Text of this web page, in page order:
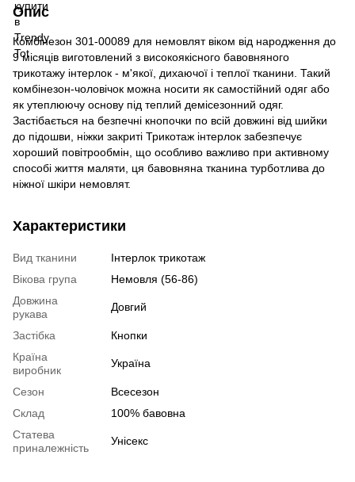
Опис
Комбінезон 301-00089 для немовлят віком від народження до
9 місяців виготовлений з високоякісного бавовняного
трикотажу інтерлок - м'якої, дихаючої і теплої тканини. Такий
комбінезон-чоловічок можна носити як самостійний одяг або
як утеплюючу основу під теплий демісезонний одяг.
Застібається на безпечні кнопочки по всій довжині від шийки
до підошви, ніжки закриті Трикотаж інтерлок забезпечує
хороший повітрообмін, що особливо важливо при активному
способі життя маляти, ця бавовняна тканина турботлива до
ніжної шкіри немовлят.
Характеристики
Вид тканини
Інтерлок трикотаж
Вікова група
Немовля (56-86)
Довжина
рукава
Довгий
Застібка
Кнопки
Країна
виробник
Україна
Сезон
Всесезон
Склад
100% бавовна
Статева
приналежність
Унісекс